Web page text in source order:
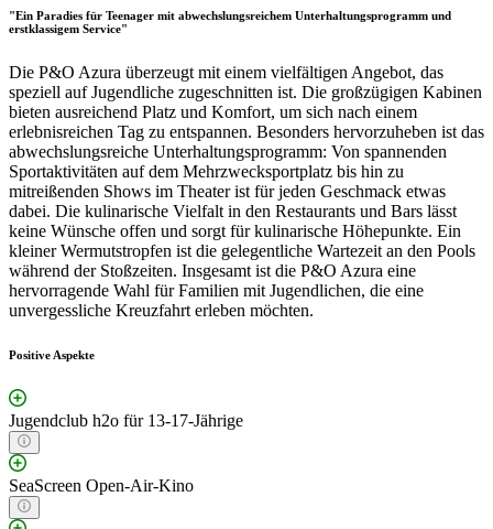
"Ein Paradies für Teenager mit abwechslungsreichem Unterhaltungsprogramm und
erstklassigem Service"
Die P&O Azura überzeugt mit einem vielfältigen Angebot, das
speziell auf Jugendliche zugeschnitten ist. Die großzügigen Kabinen
bieten ausreichend Platz und Komfort, um sich nach einem
erlebnisreichen Tag zu entspannen. Besonders hervorzuheben ist das
abwechslungsreiche Unterhaltungsprogramm: Von spannenden
Sportaktivitäten auf dem Mehrzwecksportplatz bis hin zu
mitreißenden Shows im Theater ist für jeden Geschmack etwas
dabei. Die kulinarische Vielfalt in den Restaurants und Bars lässt
keine Wünsche offen und sorgt für kulinarische Höhepunkte. Ein
kleiner Wermutstropfen ist die gelegentliche Wartezeit an den Pools
während der Stoßzeiten. Insgesamt ist die P&O Azura eine
hervorragende Wahl für Familien mit Jugendlichen, die eine
unvergessliche Kreuzfahrt erleben möchten.
Positive Aspekte
Jugendclub h2o für 13-17-Jährige
SeaScreen Open-Air-Kino